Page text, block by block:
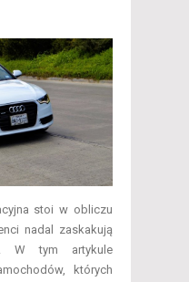
stoi w obliczu
nadal zaskakują
W tym artykule
których